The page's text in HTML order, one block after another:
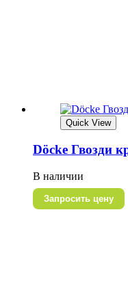
Quick View
Döcke Гвозди
В наличии
Запросить цену